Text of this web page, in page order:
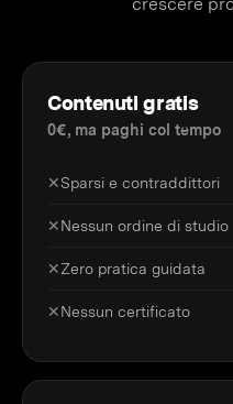
crescere
Contenuti gratis
0€, ma paghi col tempo
✕Sparsi e contraddittori
✕Nessun ordine di studio
✕Zero pratica guidata
✕Nessun certificato